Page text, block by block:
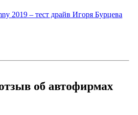
2019 – тест драйв Игоря Бурцева
об автофирмах